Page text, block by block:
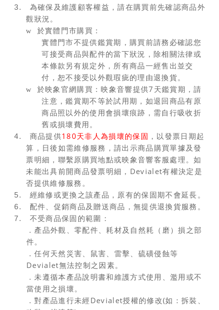
3.
為確保及維護顧客權益，請在購買前先確認商品外
觀狀況。
w
於實體門市購買：
實體門市不提供鑑賞期，購買前請務必確認您
可接受商品與配件的當下狀況，除相關法律或
本條款另有規定外，所有商品一經售出並交
付，恕不接受以外觀瑕疵的理由退換貨。
w
於映象官網購買：映象音響提供7 天鑑賞期，請
注意，鑑賞期不等於試用期，如退回商品有原
商品照以外的使用會損壞痕跡，需自行吸收折
舊或損壞費用。
4.
商品提供180天非人為損壞的保固 ，以發票日期起
算，日後如需維修服務，請出示商品購買單據及發
票明細，聯繫原購買地點或映象音響客服處理。如
未能出具前開商品發票明細， Devialet有權決定是
否提供維修服務。
5.
經維修或更換之該產品，原有的保固期不會延長。
6.
配件、促銷商品及贈送商品，無提供退換貨服務。
7.
不受商品保固的範圍：
．產品外觀、零配件、耗材及自然耗（磨）損之部
件。
．任何天然災害、鼠害、雷擊、硫磺侵蝕等
Devialet無法控制之因素。
．未遵循本產品說明書和維護方式使用、濫用或不
當使用之損壞。
．對產品進行未經 Devialet授權的修改(如：拆裝、